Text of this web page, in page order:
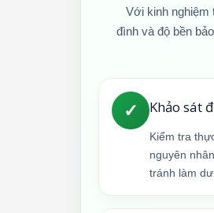
Với kinh
đình và độ bền
✓ Khảo sát
Kiểm tra
nguyên
tránh làm